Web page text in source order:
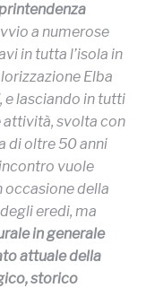
a numerose
in tutta l’isola in
Elba
e lasciando in tutti
attività, svolta con
di oltre 50 anni
vuole
occasione della
eredi, ma
in generale
attuale della
storico